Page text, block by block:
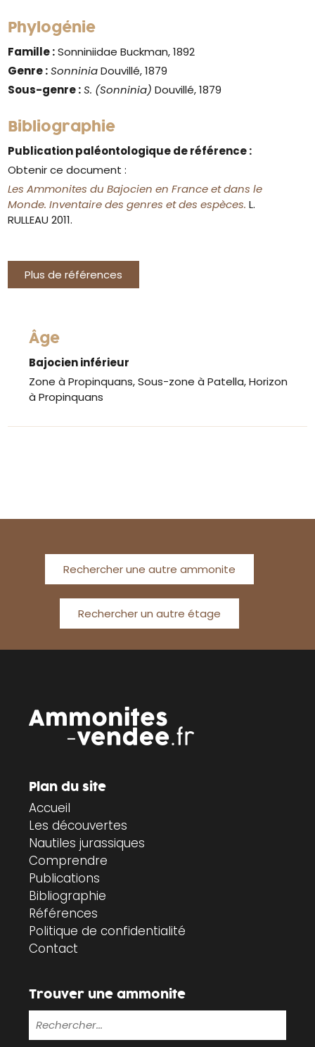
Phylogénie
Famille :Sonniniidae Buckman, 1892
Genre : SonniniaDouvillé, 1879
Sous-genre : S. (Sonninia) Douvillé, 1879
Bibliographie
Publication paléontologique de référence :
Obtenir ce document :
Les Ammonites du Bajocien en France et dans le
Monde. Inventaire des genres et des espèces. L.
RULLEAU 2011.
Plus de références
Âge
Bajocien inférieur
Zone à Propinquans, Sous-zone à Patella, Horizon
à Propinquans
Rechercher une autre ammonite
Rechercher un autre étage
Plan du site
Accueil
Les découvertes
Nautiles jurassiques
Comprendre
Publications
Bibliographie
Références
Politique de confidentialité
Contact
Trouver une ammonite